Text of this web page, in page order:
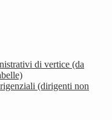
di vertice (da
(dirigenti non